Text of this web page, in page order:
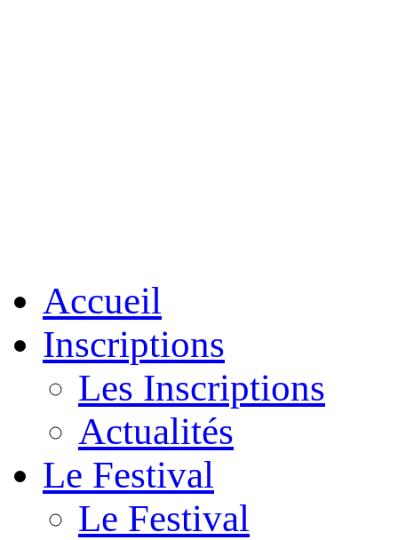
Accueil
Inscriptions
Les Inscriptions
Actualités
Le Festival
Le Festival